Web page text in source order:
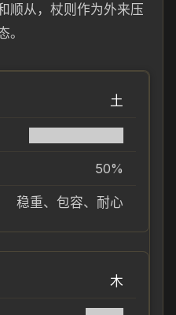
顺从，杖则作为外来压
。
土
50%
稳重、包容、耐心
木